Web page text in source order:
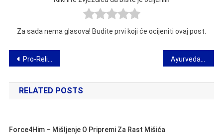
Za sada nema glasova! Budite prvi koji će ocijeniti ovaj post.
Navigacija
objava
Pro-Relifeet – mišljenje o umetcima na ravnim nogama Ayurveda sunčane naočale-djelotvornost recenzije
RELATED POSTS
Force4Him – Mišljenje O Pripremi Za Rast Mišića